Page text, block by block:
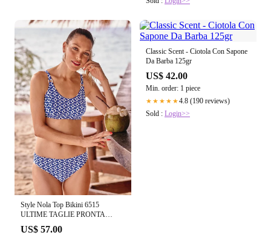
Style Nola Top Bikini 6515
ULTIME TAGLIE PRONTA
CONSEGNA
US$ 57.00
Classic Scent - Ciotola Con Sapone
Da Barba 125gr
US$ 42.00
Min. order: 1 piece
★★★★★4.8 (190 reviews)
Sold : Login>>